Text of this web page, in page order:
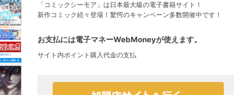
「コミックシーモア」は日本最大級の電子書籍サイト！
新作コミック続々登場！驚愕のキャンペーン多数開催中です！
お支払には電子マネーWebMoneyが使えます。
サイト内ポイント購入代金の支払